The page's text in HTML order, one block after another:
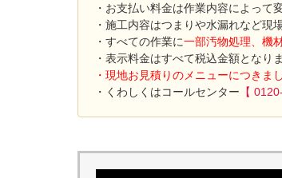
・お支払い料金は作業内容によって
・施工内容はつまりや水漏れなど現
・すべての作業に一部汚物処理、機
・表示料金はすべて税込金額となりま
・現地お見積りのメニューにつきま
・くわしくはコールセンター 【